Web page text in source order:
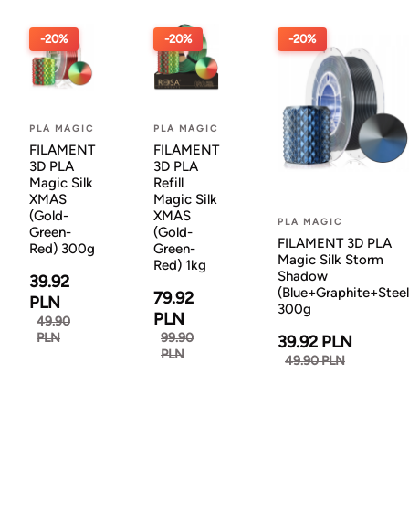
-20%
PLA MAGIC
FILAMENT
3D PLA
Magic Silk
XMAS
(Gold-
Green-
Red) 300g
39.92
PLN
49.90
PLN
-20%
PLA MAGIC
FILAMENT
3D PLA
Refill
Magic Silk
XMAS
(Gold-
Green-
Red) 1kg
79.92
PLN
99.90
PLN
-20%
PLA MAGIC
FILAMENT 3D PLA
Magic Silk Storm
Shadow
300g
39.92 PLN
49.90 PLN